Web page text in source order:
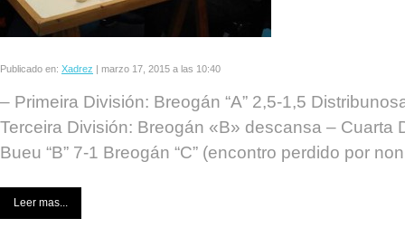
Publicado en: Xadrez marzo 17, 2015 a las 10:40
– Primeira División: Breogán “A” 2,5-1,5
Terceira División: Breogán «B» descansa – Cuarta
Bueu “B” 7-1 Breogán “C” (encontro perdido por
Leer mas...